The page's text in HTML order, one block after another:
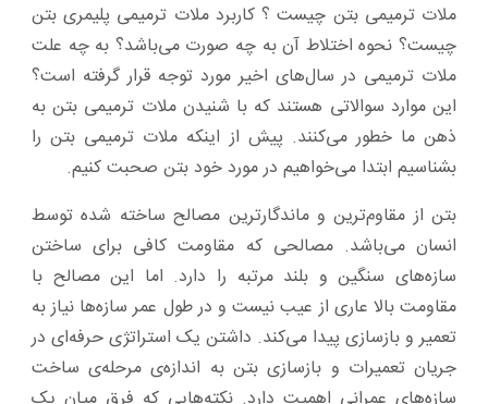
ملات ترمیمی بتن چیست ؟ کاربرد ملات ترمیمی پلیمری بتن
چیست؟ نحوه اختلاط آن به چه صورت می‌باشد؟ به چه علت
ملات ترمیمی در سال‌های اخیر مورد توجه قرار گرفته است؟
این موارد سوالاتی هستند که با شنیدن ملات ترمیمی بتن به
ذهن ما خطور می‌کنند. پیش از اینکه ملات ترمیمی بتن را
بشناسیم ابتدا می‌خواهیم در مورد خود بتن صحبت کنیم.
بتن از مقاوم‌ترین و ماندگارترین مصالح ساخته ‌شده توسط
انسان می‌باشد. مصالحی که مقاومت کافی برای ساختن
سازه‌های سنگین و بلند مرتبه را دارد. اما این مصالح با
مقاومت بالا عاری از عیب نیست و در طول عمر سازه‌ها نیاز به
تعمیر و بازسازی پیدا می‌کند. داشتن یک استراتژی حرفه‌ای در
جریان تعمیرات و بازسازی بتن به ‌اندازه‌ی مرحله‌ی ساخت